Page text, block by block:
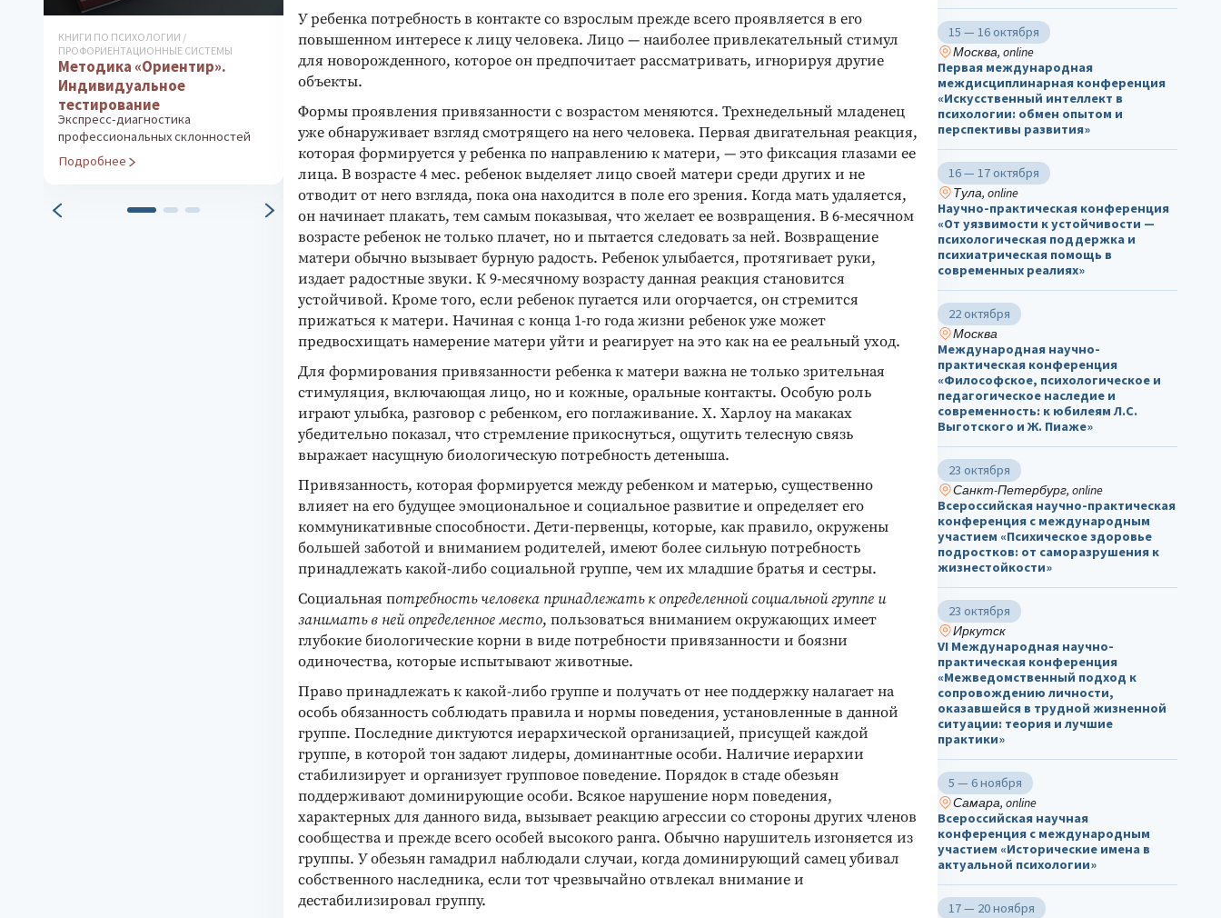
У ребенка потребность в контакте со взрослым прежде всего проявляется в его
повышенном интересе к лицу человека. Лицо — наиболее привлекательный стимул
для новорожденного, которое он предпочитает рассматривать, игнорируя другие
объекты.
Формы проявления привязанности с возрастом меняются. Трехнедельный младенец
уже обнаруживает взгляд смотрящего на него человека. Первая двигательная реакция,
которая формируется у ребенка по направлению к матери, — это фиксация глазами ее
лица. В возрасте 4 мес. ребенок выделяет лицо своей матери среди других и не
отводит от него взгляда, пока она находится в поле его зрения. Когда мать удаляется,
он начинает плакать, тем самым показывая, что желает ее возвращения. В 6-месячном
возрасте ребенок не только плачет, но и пытается следовать за ней. Возвращение
матери обычно вызывает бурную радость. Ребенок улыбается, протягивает руки,
издает радостные звуки. К 9-месячному возрасту данная реакция становится
устойчивой. Кроме того, если ребенок пугается или огорчается, он стремится
прижаться к матери. Начиная с конца 1-го года жизни ребенок уже может
предвосхищать намерение матери уйти и реагирует на это как на ее реальный уход.
Для формирования привязанности ребенка к матери важна не только зрительная
стимуляция, включающая лицо, но и кожные, оральные контакты. Особую роль
играют улыбка, разговор с ребенком, его поглаживание. X. Харлоу на макаках
убедительно показал, что стремление прикоснуться, ощутить телесную связь
выражает насущную биологическую потребность детеныша.
Привязанность, которая формируется между ребенком и матерью, существенно
влияет на его будущее эмоциональное и социальное развитие и определяет его
коммуникативные способности. Дети-первенцы, которые, как правило, окружены
большей заботой и вниманием родителей, имеют более сильную потребность
принадлежать какой-либо социальной группе, чем их младшие братья и сестры.
Социальная потребность человека принадлежать к определенной социальной группе и
занимать в ней определенное место, пользоваться вниманием окружающих имеет
глубокие биологические корни в виде потребности привязанности и боязни
одиночества, которые испытывают животные.
Право принадлежать к какой-либо группе и получать от нее поддержку налагает на
особь обязанность соблюдать правила и нормы поведения, установленные в данной
группе. Последние диктуются иерархической организацией, присущей каждой
группе, в которой тон задают лидеры, доминантные особи. Наличие иерархии
стабилизирует и организует групповое поведение. Порядок в стаде обезьян
поддерживают доминирующие особи. Всякое нарушение норм поведения,
характерных для данного вида, вызывает реакцию агрессии со стороны других членов
сообщества и прежде всего особей высокого ранга. Обычно нарушитель изгоняется из
группы. У обезьян гамадрил наблюдали случаи, когда доминирующий самец убивал
собственного наследника, если тот чрезвычайно отвлекал внимание и
дестабилизировал группу.
КНИГИ ПО ПСИХОЛОГИИ /
ПРОФОРИЕНТАЦИОННЫЕ СИСТЕМЫ
Методика «Ориентир».
Индивидуальное
тестирование
Экспресс-диагностика
профессиональных склонностей
Подробнее
ДИАГНОСТИКА ФУНКЦИОНАЛЬНОГО
СОСТОЯНИЯ И РАБОТОСПОСОБНОСТИ
Тест Тулуз-Пьерона
Диагностика минимальных
Подробнее
ДИАГНОСТИКА ОСОБЕННОСТЕЙ
ЛИЧНОСТИ
Тест детской апперцепции
Глубинная диагностика личности
ребенка
15 — 16 октября
Москва, online
Первая международная
междисциплинарная конференция
«Искусственный интеллект в
психологии: обмен опытом и
перспективы развития»
16 — 17 октября
Тула, online
Научно-практическая конференция
«От уязвимости к устойчивости —
психологическая поддержка и
психиатрическая помощь в
современных реалиях»
22 октября
Москва
Международная научно-
практическая конференция
«Философское, психологическое и
педагогическое наследие и
современность: к юбилеям Л.С.
Выготского и Ж. Пиаже»
23 октября
Санкт-Петербург, online
Всероссийская научно-практическая
конференция с международным
участием «Психическое здоровье
подростков: от саморазрушения к
жизнестойкости»
23 октября
Иркутск
VI Международная научно-
практическая конференция
«Межведомственный подход к
сопровождению личности,
оказавшейся в трудной жизненной
ситуации: теория и лучшие
практики»
5 — 6 ноября
Самара, online
Всероссийская научная
конференция с международным
участием «Исторические имена в
актуальной психологии»
17 — 20 ноября